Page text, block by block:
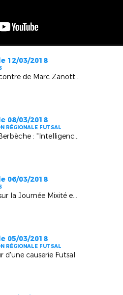
12/03/2018
A la rencontre de Marc Zanotti (Toulon Féminines)
08/03/2018
RÉGIONALE FUTSAL
Michel Berbèche : "Intelligence de jeu et technique" (Sainte-Tulle)
06/03/2018
Retour sur la Journée Mixité en Méditerranée (Aix, Marseille)
05/03/2018
RÉGIONALE FUTSAL
d'une causerie Futsal